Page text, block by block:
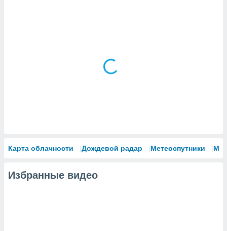
Карта облачности Дождевой радар Метеоспутники
Избранные видео